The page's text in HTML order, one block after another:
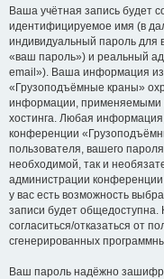
Ваша учётная запись будет
идентифицируемое имя (в
индивидуальный пароль для
«ваш пароль») и реальный
email»). Ваша информация
«Грузоподъёмные краны»
информации, применяемыми
хостинга. Любая
конференции
пользователя, вашего
необходимой, так и
администрации
у вас есть возможность
записи будет общедоступна.
согласиться/отказаться от
сгенерированных
Ваш пароль надёжно